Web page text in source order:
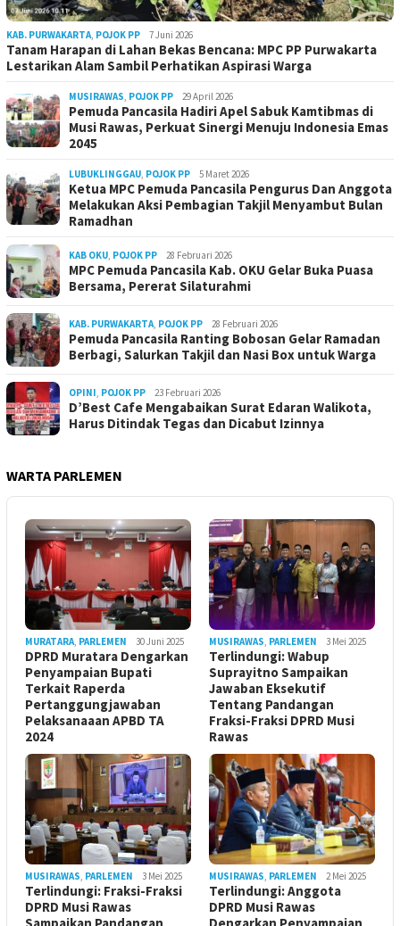
KAB. PURWAKARTA, POJOK PP 7 Juni 2026
Tanam Harapan di Lahan Bekas Bencana: MPC PP Purwakarta
Lestarikan Alam Sambil Perhatikan Aspirasi Warga
MUSIRAWAS, POJOK PP 29 April 2026
Pemuda Pancasila Hadiri Apel Sabuk Kamtibmas di
Musi Rawas, Perkuat Sinergi Menuju Indonesia Emas
2045
LUBUKLINGGAU, POJOK PP 5 Maret 2026
Ketua MPC Pemuda Pancasila Pengurus Dan Anggota
Melakukan Aksi Pembagian Takjil Menyambut Bulan
Ramadhan
KAB OKU, POJOK PP 28 Februari 2026
MPC Pemuda Pancasila Kab. OKU Gelar Buka Puasa
Bersama, Pererat Silaturahmi
KAB. PURWAKARTA, POJOK PP 28 Februari 2026
Pemuda Pancasila Ranting Bobosan Gelar Ramadan
Berbagi, Salurkan Takjil dan Nasi Box untuk Warga
OPINI, POJOK PP 23 Februari 2026
D’Best Cafe Mengabaikan Surat Edaran Walikota,
Harus Ditindak Tegas dan Dicabut Izinnya
WARTA PARLEMEN
MURATARA, PARLEMEN 30 Juni 2025
DPRD Muratara Dengarkan
Penyampaian Bupati
Terkait Raperda
Pertanggungjawaban
Pelaksanaaan APBD TA
2024
MUSIRAWAS, PARLEMEN 3 Mei 2025
Terlindungi: Wabup
Suprayitno Sampaikan
Jawaban Eksekutif
Tentang Pandangan
Fraksi-Fraksi DPRD Musi
Rawas
MUSIRAWAS, PARLEMEN 3 Mei 2025
Terlindungi: Fraksi-Fraksi
DPRD Musi Rawas
MUSIRAWAS, PARLEMEN 2 Mei 2025
Terlindungi: Anggota
DPRD Musi Rawas